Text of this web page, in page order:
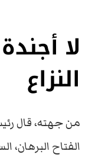
لا
النزاع
من جهته، قال
الفتاح البرهان،